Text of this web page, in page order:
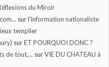
du Miroir
surl'information nationaliste
templier
surET POURQUOI DONC ?
de tout,... surVIE DU CHATEAU à